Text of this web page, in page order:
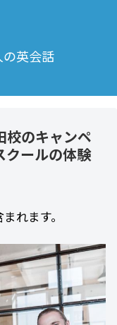
英会話
校のキャンペ
クールの体験
れます。